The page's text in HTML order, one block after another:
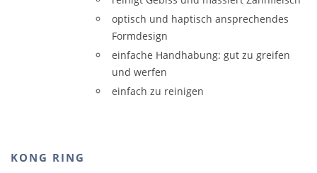
optisch und haptisch ansprechendes
Formdesign
einfache Handhabung: gut zu greifen
und werfen
einfach zu reinigen
KONG RING